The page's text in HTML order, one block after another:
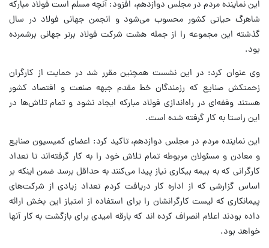
این نماینده مردم در مجلس دوازدهم، افزود: آنچه مسلم است فولاد مبارکه
شاهرگ حیاتی کشور محسوب می‌شود و انجمن جهانی فولاد در سال
گذشته این مجموعه را از جمله هشت شرکت فولاد برتر جهانی برشمرده
بود.
وی عنوان کرد: در این نشست همچنین مقرر شد در حمایت از کارگران
زحمتکش صنایع که رزمندگان خط مقدم جبهه صنعت و اقتصاد کشور
هستند وقفه‌ای در راه‌اندازی فولاد مبارکه ایجاد نشود و تمام تلاش‌ها در
این راستا به کار گرفته شده است.
این نماینده مردم در مجلس دوازدهم، تاکید کرد: اعضای کمیسیون صنایع
و معادن و مسئولان مربوطه تمام تلاش خود را به کار گرفته‌اند تا تعداد
کارگرانی که به بیمه بیکاری نیاز پیدا می‌کنند به حداقل برسد ضمن اینکه بر
اساس گزارشی که از اداره کار دریافت کردم تعداد زیادی از شرکت‌های
پیمانکاری که لیست کارگرانشان را برای استفاده از امتیاز این بخش ارائه
داده بودند اعلام انصراف کرده اند که بارقه امیدی برای بازگشت به کار آنها
خواهد بود.